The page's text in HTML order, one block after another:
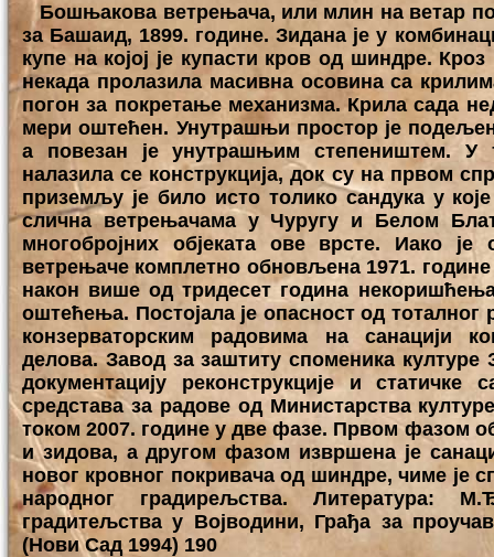
Бошњакова ветрењача, или млин на ветар
за Башаид, 1899. године. Зидана је у
купе на којој је купасти кров од шиндре.
некада пролазила масивна осовина са
погон за покретање механизма. Крила сада
мери оштећен. Унутрашњи простор је
а повезан је унутрашњим степеништем. У
налазила се конструкција, док су на првом
приземљу је било исто толико сандука у
слична ветрењачама у Чуругу и Белом
многобројних објеката ове врсте. Иако је
ветрењаче комплетно обновљена 1971.
након више од тридесет година
оштећења. Постојала је опасност од
конзерваторским радовима на санацији
делова. Завод за заштиту споменика културе
документацију реконструкције и
средстава за радове од Министарства
током 2007. године у две фазе. Првом фазом
и зидова, а другом фазом извршена је
новог кровног покривача од шиндре, чиме је
народног градирељства. Литература:
градитељства у Војводини, Грађа за
(Нови Сад 1994) 190